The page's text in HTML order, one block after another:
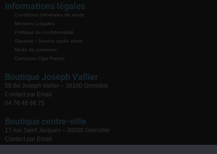
Informations légales
Conditions Générales de vente
Mentions Légales
Politique de confidentialité
Garantie / Service après vente
Mode de paiement
Contacter Ciga France
Boutique Joseph Vallier
58 Bd Joseph Vallier – 38100 Grenoble
Contact par Email
04 76 48 68 75
Boutique centre-ville
17 rue Saint Jacques – 38000 Grenoble
Contact par Email